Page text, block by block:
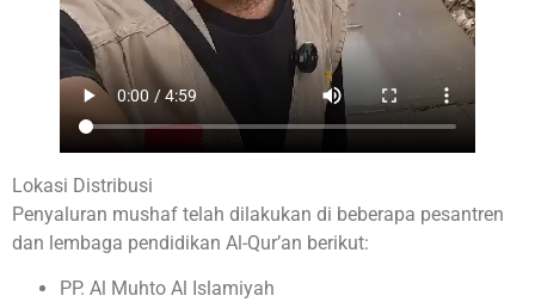
Lokasi Distribusi
Penyaluran mushaf telah dilakukan di beberapa pesantren
dan lembaga pendidikan Al-Qur’an berikut:
PP. Al Muhto Al Islamiyah